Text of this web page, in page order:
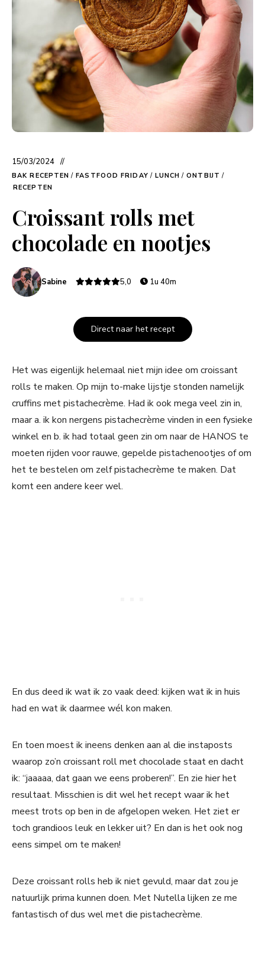
15/03/2024
BAK RECEPTEN / FASTFOOD FRIDAY / LUNCH / ONTBIJT /
RECEPTEN
Croissant rolls met
chocolade en nootjes
Sabine 5,0 1u 40m
Direct naar het recept
Het was eigenlijk helemaal niet mijn idee om croissant
rolls te maken. Op mijn to-make lijstje stonden namelijk
cruffins met pistachecrème. Had ik ook mega veel zin in,
maar a. ik kon nergens pistachecrème vinden in een fysieke
winkel en b. ik had totaal geen zin om naar de HANOS te
moeten rijden voor rauwe, gepelde pistachenootjes of om
het te bestelen om zelf pistachecrème te maken. Dat
komt een andere keer wel.
En dus deed ik wat ik zo vaak deed: kijken wat ik in huis
had en wat ik daarmee wél kon maken.
En toen moest ik ineens denken aan al die instaposts
waarop zo’n croissant roll met chocolade staat en dacht
ik: “jaaaaa, dat gaan we eens proberen!”. En zie hier het
resultaat. Misschien is dit wel het recept waar ik het
meest trots op ben in de afgelopen weken. Het ziet er
toch grandioos leuk en lekker uit? En dan is het ook nog
eens simpel om te maken!
Deze croissant rolls heb ik niet gevuld, maar dat zou je
natuurlijk prima kunnen doen. Met Nutella lijken ze me
fantastisch of dus wel met die pistachecrème.